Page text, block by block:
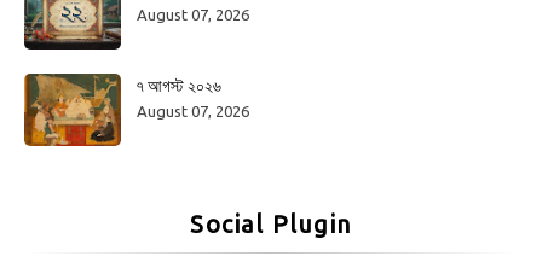
August 07, 2026
৭ আগস্ট ২০২৬
August 07, 2026
Social Plugin